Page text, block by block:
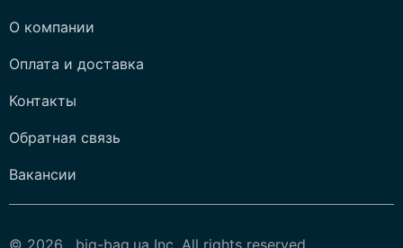
О компании
Оплата и доставка
Контакты
Обратная связь
Вакансии
© 2026 , big-bag.ua Inc. All rights reserved.